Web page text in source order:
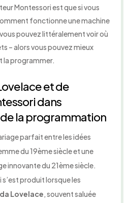
Montessori est que si vous
fonctionne une machine
pouvez littéralement voir où
– alors vous pouvez mieux
programmer.
et de
dans
la programmation
parfait entre les idées
du 19ème siècle et une
innovante du 21ème siècle.
produit lorsque les
Lovelace, souvent saluée